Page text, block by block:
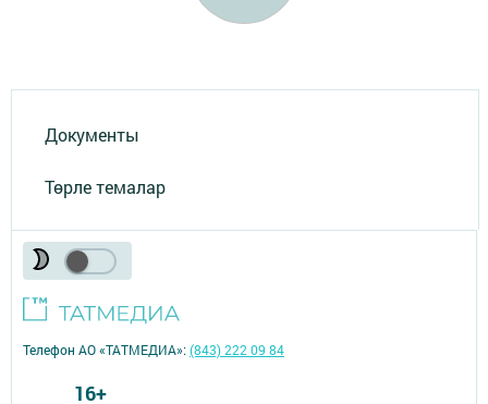
Документы
Төрле темалар
Телефон АО «ТАТМЕДИА»:(843) 222 09 84
16+